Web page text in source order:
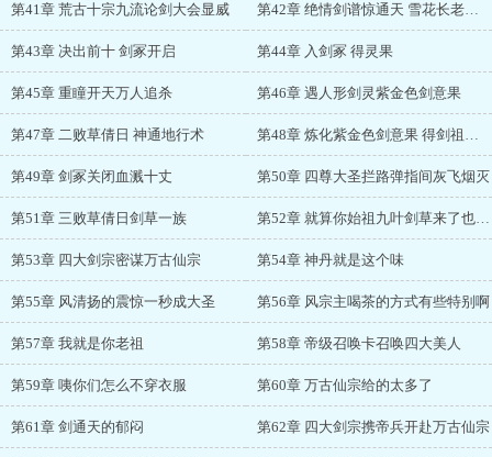
第41章 荒古十宗九流论剑大会显威 第42章 绝情剑谱惊通天 雪花长老首出手
第43章 决出前十 剑冢开启 第44章 入剑冢 得灵果
第45章 重瞳开天万人追杀 第46章 遇人形剑灵紫金色剑意果
第47章 二败草倩日 神通地行术 第48章 炼化紫金色剑意果 得剑祖剑魄
第49章 剑冢关闭血溅十丈 第50章 四尊大圣拦路弹指间灰飞烟灭
第51章 三败草倩日剑草一族 第52章 就算你始祖九叶剑草来了也一样
第53章 四大剑宗密谋万古仙宗 第54章 神丹就是这个味
第55章 风清扬的震惊一秒成大圣 第56章 风宗主喝茶的方式有些特别啊
第57章 我就是你老祖 第58章 帝级召唤卡召唤四大美人
第59章 咦你们怎么不穿衣服 第60章 万古仙宗给的太多了
第61章 剑通天的郁闷 第62章 四大剑宗携帝兵开赴万古仙宗